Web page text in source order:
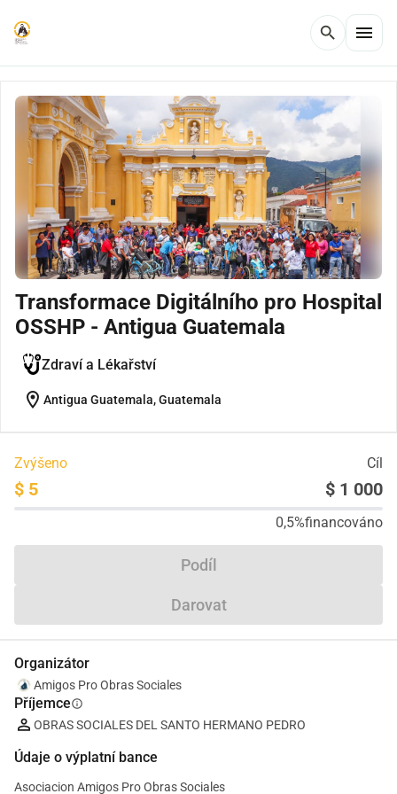
search menu
Transformace Digitálního pro Hospital
OSSHP - Antigua Guatemala
Zdraví a Lékařství
location_on Antigua Guatemala, Guatemala
Zvýšeno Cíl
$ 5 $ 1 000
0,5%financováno
Podíl
Darovat
Organizátor
Amigos Pro Obras Sociales
Příjemceinfo
OBRAS SOCIALES DEL SANTO HERMANO PEDRO
Údaje o výplatní bance
Asociacion Amigos Pro Obras Sociales